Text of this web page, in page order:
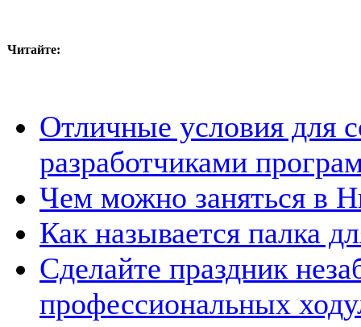
Читайте:
Отличные условия для
разработчиками
Чем можно заняться в
Как называется палка
Сделайте праздник
профессиональных